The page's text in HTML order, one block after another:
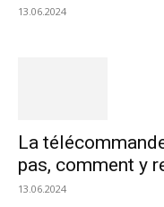
13.06.2024
La
pas, comment y
13.06.2024